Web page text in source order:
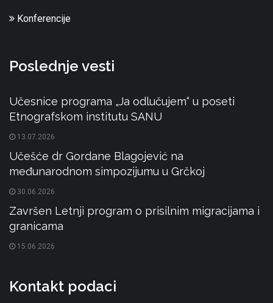
Konferencije
Poslednje vesti
Učesnice programa „Ja odlučujem“ u poseti
Etnografskom institutu SANU
13.07.2026
Učešće dr Gordane Blagojević na
međunarodnom simpozijumu u Grčkoj
30.06.2026
Završen Letnji program o prisilnim migracijama i
granicama
15.06.2026
Kontakt podaci